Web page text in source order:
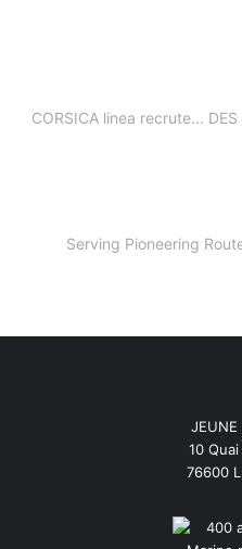
CORSICA linea recrute...
Serving Pioneering
JEUNE
10
76600